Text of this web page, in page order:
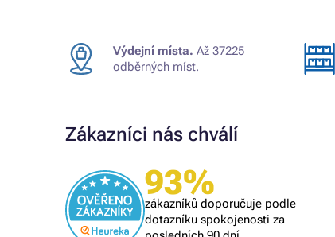
Výdejní místa. Až 37225
odběrných míst.
Zákazníci nás chválí
93%
zákazníků doporučuje podle
dotazníku spokojenosti za
Ověřený zákazník
skvělá nabídka, rychlé vyřízení
objednávky, příznivé ceny